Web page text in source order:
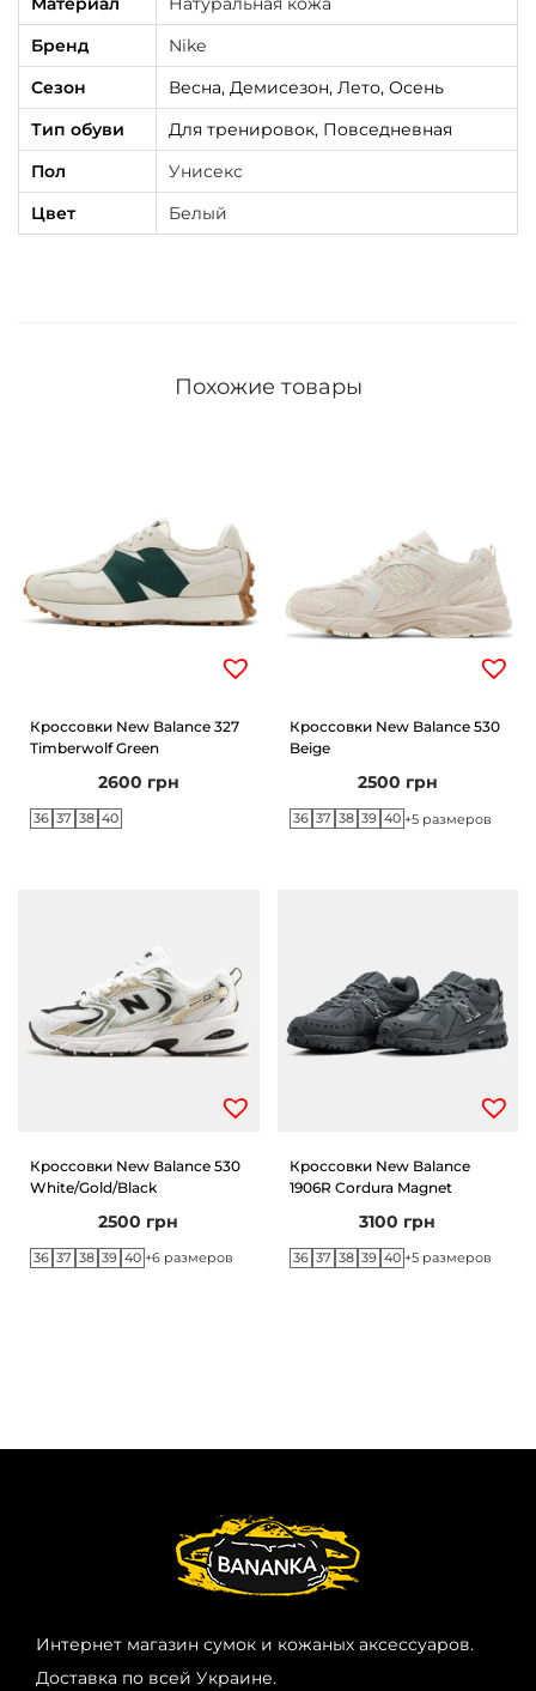
M
2
K
T
e
k
n
e
P
t
i
u
Бренд
Nike
Сезон
Весна, Демисезон, Лето, Осень
Тип обуви
Для тренировок, Повседневная
Пол
Унисекс
Цвет
Белый
Похожие товары
Кроссовки New Balance 327
Timberwolf Green
2600 грн
36 37 38 40
Кроссовки New Balance 530
Beige
2500 грн
36 37 38 39 40 +5 размеров
Кроссовки New Balance 530
White/Gold/Black
2500 грн
36 37 38 39 40 +6 размеров
Кроссовки New Balance
1906R Cordura Magnet
3100 грн
36 37 38 39 40 +5 размеров
Интернет магазин сумок и кожаных аксессуаров.
Доставка по всей Украине.